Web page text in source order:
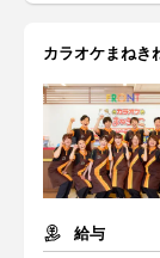
カラオケまね
給与